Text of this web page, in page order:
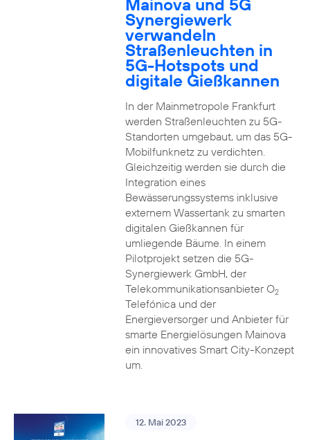
Mainova und 5G
Synergiewerk
verwandeln
Straßenleuchten in
5G-Hotspots und
digitale Gießkannen
In der Mainmetropole Frankfurt
werden Straßenleuchten zu 5G-
Standorten umgebaut, um das 5G-
Mobilfunknetz zu verdichten.
Gleichzeitig werden sie durch die
Integration eines
Bewässerungssystems inklusive
externem Wassertank zu smarten
digitalen Gießkannen für
umliegende Bäume. In einem
Pilotprojekt setzen die 5G-
Synergiewerk GmbH, der
Telekommunikationsanbieter O2
Telefónica und der
Energieversorger und Anbieter für
smarte Energielösungen Mainova
ein innovatives Smart City-Konzept
um.
12. Mai 2023